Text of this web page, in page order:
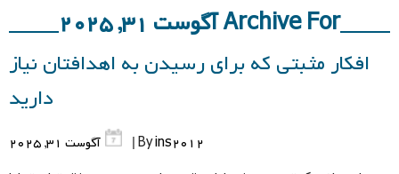
Archive For آگوست 31, 2025
افکار مثبتی که برای رسیدن به اهدافتان نیاز
دارید
Byins2012
|
آگوست 31, 2025